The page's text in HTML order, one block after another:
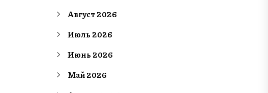
Август 2026
Июль 2026
Июнь 2026
Май 2026